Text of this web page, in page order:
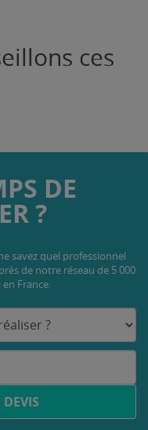
ces
DE
?
savez quel professionnel
de notre réseau de 5 000
France.